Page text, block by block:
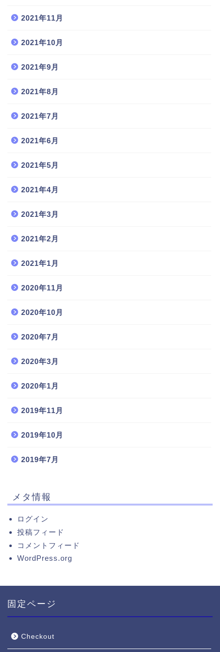
2021年11月
2021年10月
2021年9月
2021年8月
2021年7月
2021年6月
2021年5月
2021年4月
2021年3月
2021年2月
2021年1月
2020年11月
2020年10月
2020年7月
2020年3月
2020年1月
2019年11月
2019年10月
2019年7月
メタ情報
ログイン
投稿フィード
コメントフィード
WordPress.org
固定ページ
Checkout